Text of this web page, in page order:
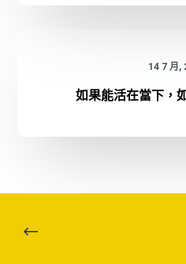
14 7 月,
如果能活在當下，